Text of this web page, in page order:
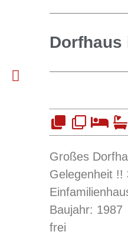
Großes
Gelegenheit !!
Baujahr: 1987
frei